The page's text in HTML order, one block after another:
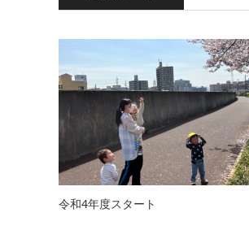
令和4年度スタート